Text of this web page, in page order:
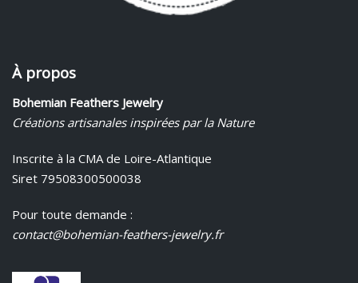
À propos
Bohemian Feathers Jewelry
Créations artisanales inspirées par la Nature
Inscrite à la CMA de Loire-Atlantique
Siret 79508300500038
Pour toute demande :
contact@bohemian-feathers-jewelry.fr